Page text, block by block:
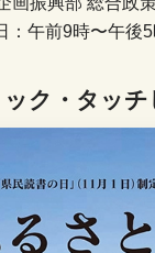
：午前9時〜午後
ク・タッ